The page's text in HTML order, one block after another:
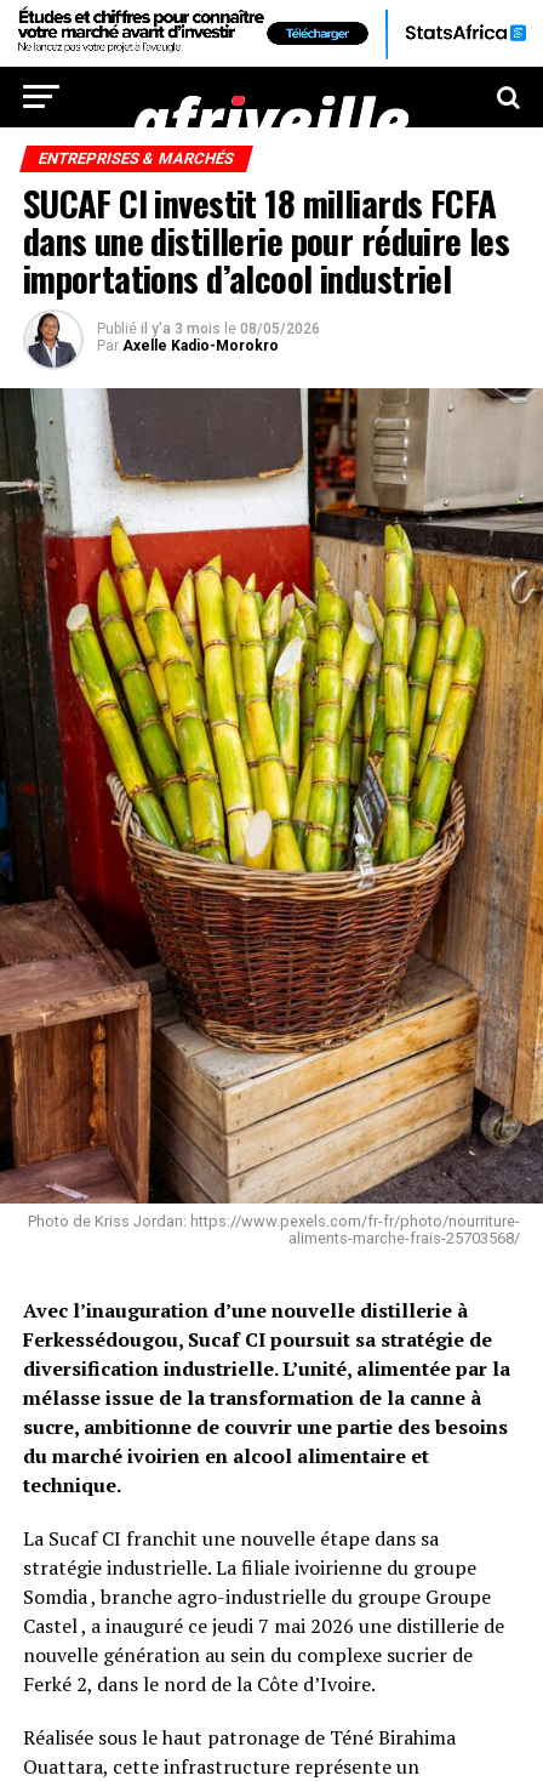
ENTREPRISES & MARCHÉS
SUCAF CI investit 18 milliards FCFA
dans une distillerie pour réduire les
importations d’alcool industriel
Publié il y'a 3 mois le 08/05/2026
Par Axelle Kadio-Morokro
Photo de Kriss Jordan: https://www.pexels.com/fr-fr/photo/nourriture-
aliments-marche-frais-25703568/
Avec l’inauguration d’une nouvelle distillerie à
Ferkessédougou, Sucaf CI poursuit sa stratégie de
diversification industrielle. L’unité, alimentée par la
mélasse issue de la transformation de la canne à
sucre, ambitionne de couvrir une partie des besoins
du marché ivoirien en alcool alimentaire et
technique.
La Sucaf CI franchit une nouvelle étape dans sa
stratégie industrielle. La filiale ivoirienne du groupe
Somdia , branche agro-industrielle du groupe Groupe
Castel , a inauguré ce jeudi 7 mai 2026 une distillerie de
nouvelle génération au sein du complexe sucrier de
Ferké 2, dans le nord de la Côte d’Ivoire.
Réalisée sous le haut patronage de Téné Birahima
Ouattara, cette infrastructure représente un